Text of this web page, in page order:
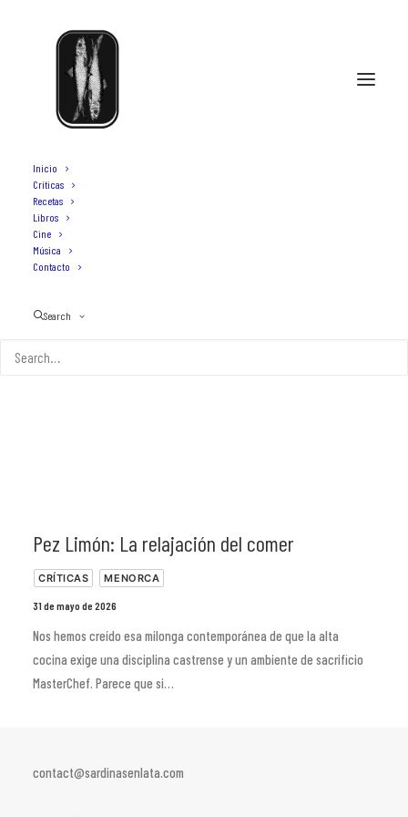
Inicio
Críticas
Recetas
Libros
Cine
Música
Contacto
Search
ensaladillarusa de gamba blanca
Pez Limón: La relajación del comer
CRÍTICAS MENORCA
31 de mayo de 2026
Nos hemos creído esa milonga contemporánea de que la alta
cocina exige una disciplina castrense y un ambiente de sacrificio
MasterChef. Parece que si…
contact@sardinasenlata.com